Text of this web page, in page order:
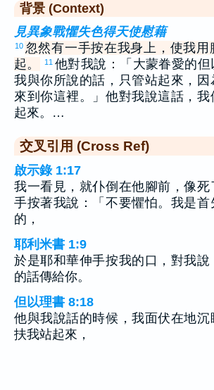
背景 (Context)
見異象戰懼失色得天使慰藉
10 忽然有一手按在我身上，使我用
起。
11 他對我說：「大蒙眷愛的但
我與你所說的話，只管站起來，因
來到你這裡。」他對我說這話，
起來。…
交叉引用 (Cross Ref)
啟示錄 1:17
我一看見，就仆倒在他腳前，像
手按著我說：「不要懼怕。我是首
的，
耶利米書 1:9
於是耶和華伸手按我的口，對我說
的話傳給你。
但以理書 8:18
他與我說話的時候，我面伏在地沉
扶我站起來，